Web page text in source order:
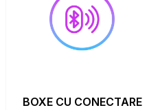
BOXE CU CONECTARE